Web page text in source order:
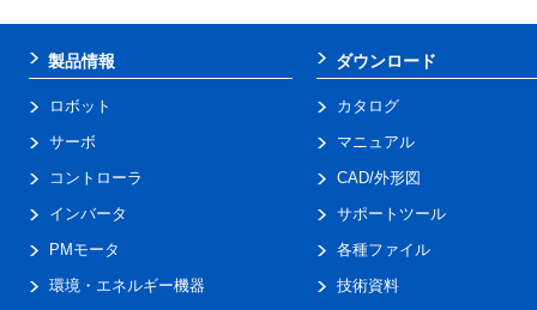
製品情報
ロボット
サーボ
コントローラ
インバータ
PMモータ
環境・エネルギー機器
ダウンロード
カタログ
マニュアル
CAD/外形図
サポートツール
各種ファイル
技術資料